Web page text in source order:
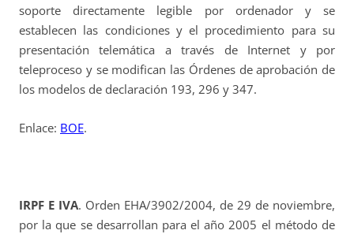
soporte directamente legible por ordenador y se
establecen las condiciones y el procedimiento para su
presentación telemática a través de Internet y por
teleproceso y se modifican las Órdenes de aprobación de
los modelos de declaración 193, 296 y 347.
Enlace: BOE.
IRPF E IVA. Orden EHA/3902/2004, de 29 de noviembre,
por la que se desarrollan para el año 2005 el método de